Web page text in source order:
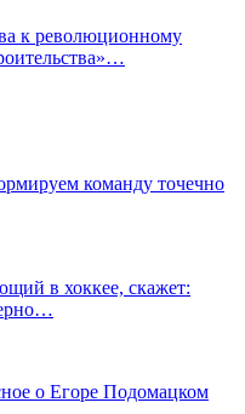
к революционному
команду точечно
в хоккее, скажет:
о Егоре Подомацком